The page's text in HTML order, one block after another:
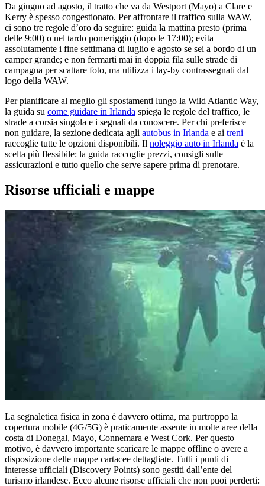
Da giugno ad agosto, il tratto che va da Westport (Mayo) a Clare e
Kerry è spesso congestionato. Per affrontare il traffico sulla WAW,
ci sono tre regole d’oro da seguire: guida la mattina presto (prima
delle 9:00) o nel tardo pomeriggio (dopo le 17:00); evita
assolutamente i fine settimana di luglio e agosto se sei a bordo di un
camper grande; e non fermarti mai in doppia fila sulle strade di
campagna per scattare foto, ma utilizza i lay-by contrassegnati dal
logo della WAW.
Per pianificare al meglio gli spostamenti lungo la Wild Atlantic Way,
la guida su come guidare in Irlanda spiega le regole del traffico, le
strade a corsia singola e i segnali da conoscere. Per chi preferisce
non guidare, la sezione dedicata agli autobus in Irlanda e ai treni
raccoglie tutte le opzioni disponibili. Il noleggio auto in Irlanda è la
scelta più flessibile: la guida raccoglie prezzi, consigli sulle
assicurazioni e tutto quello che serve sapere prima di prenotare.
Risorse ufficiali e mappe
La segnaletica fisica in zona è davvero ottima, ma purtroppo la
copertura mobile (4G/5G) è praticamente assente in molte aree della
costa di Donegal, Mayo, Connemara e West Cork. Per questo
motivo, è davvero importante scaricare le mappe offline o avere a
disposizione delle mappe cartacee dettagliate. Tutti i punti di
interesse ufficiali (Discovery Points) sono gestiti dall’ente del
turismo irlandese. Ecco alcune risorse ufficiali che non puoi perderti: